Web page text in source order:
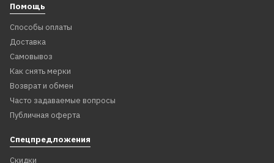
Помощь
Способы оплаты
Доставка
Самовывоз
Как снять мерки
Возврат и обмен
Часто задаваемые вопросы
Публичная оферта
Спецпредложения
Скидки